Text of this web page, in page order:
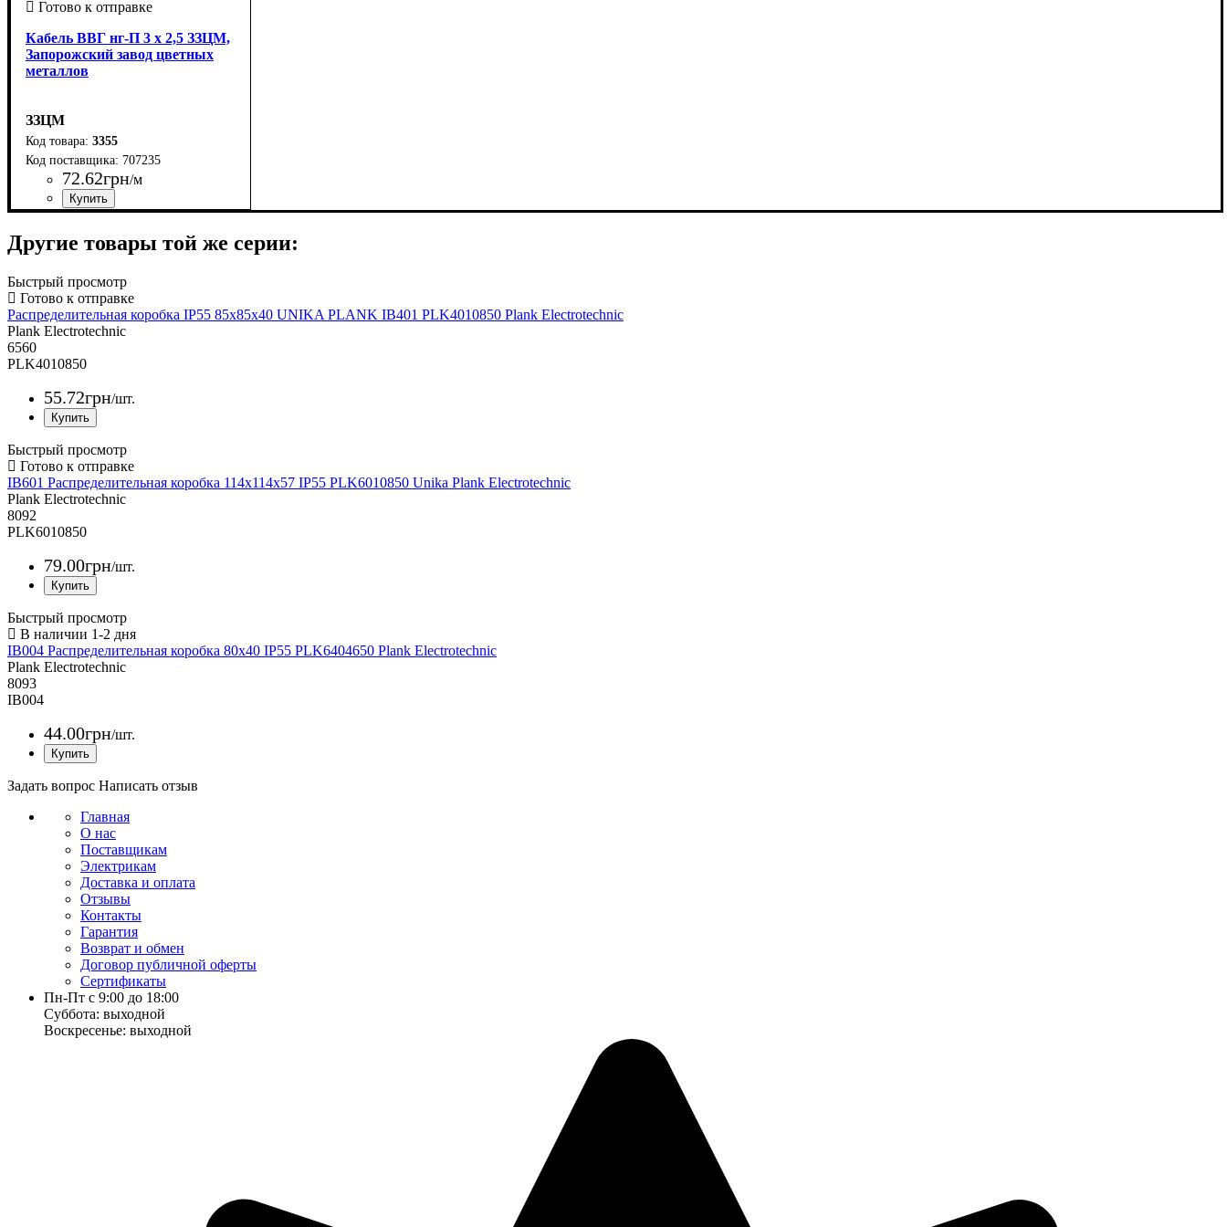
Кабель ВВГ нг-П 3 х 2,5 ЗЗЦМ,
Запорожский завод цветных
металлов
ЗЗЦМ
3355
707235
72.62грн/м
Страна-производитель: Украина
Количество жил: 3 х
Материал: Медь
Свойства: Не распространяет
Сечение: 2,5
Форма: Плоский
Класс гибкости: 1
Тип жилы: монолитная
Другие товары той же серии:
Быстрый просмотр
Распределительная коробка IP55 85x85x40 UNIKA PLANK IB401 PLK4010850 Plank Electrotechnic
Plank Electrotechnic
6560
PLK4010850
55.72грн/шт.
Быстрый просмотр
IB601 Распределительная коробка 114х114х57 IP55 PLK6010850 Unika Plank Electrotechnic
Plank Electrotechnic
8092
PLK6010850
79.00грн/шт.
Быстрый просмотр
IB004 Распределительная коробка 80x40 IP55 PLK6404650 Plank Electrotechnic
Plank Electrotechnic
8093
IB004
44.00грн/шт.
Задать вопрос Написать отзыв
Главная
О нас
Поставщикам
Электрикам
Доставка и оплата
Отзывы
Контакты
Гарантия
Возврат и обмен
Договор публичной оферты
Сертификаты
Пн-Пт с 9:00 до 18:00
Суббота: выходной
Воскресенье: выходной